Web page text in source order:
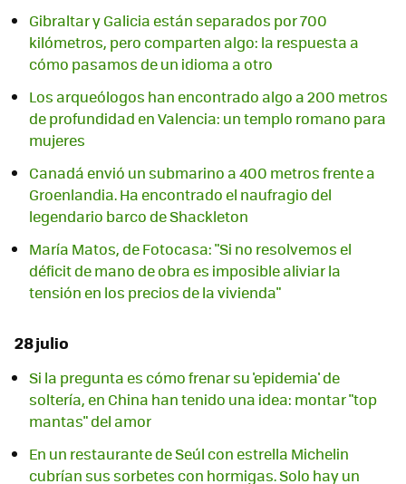
Gibraltar y Galicia están separados por 700
kilómetros, pero comparten algo: la respuesta a
cómo pasamos de un idioma a otro
Los arqueólogos han encontrado algo a 200 metros
de profundidad en Valencia: un templo romano para
mujeres
Canadá envió un submarino a 400 metros frente a
Groenlandia. Ha encontrado el naufragio del
legendario barco de Shackleton
María Matos, de Fotocasa: "Si no resolvemos el
déficit de mano de obra es imposible aliviar la
tensión en los precios de la vivienda"
28 julio
Si la pregunta es cómo frenar su 'epidemia' de
soltería, en China han tenido una idea: montar "top
mantas" del amor
En un restaurante de Seúl con estrella Michelin
cubrían sus sorbetes con hormigas. Solo hay un